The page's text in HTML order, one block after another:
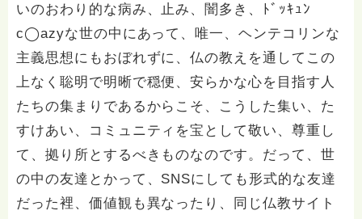
いのおわり的な病み、止み、闇多き、ﾄﾞｯｷｭﾝ
c◯azyな世の中にあって、唯一、ヘンテコリンな
主義思想にもおぼれずに、仏の教えを通してこの
上なく聡明で明晰で穏便、安らかな心を目指す人
たちの集まりであるからこそ、こうした集い、た
すけあい、コミュニティを宝として敬い、尊重し
て、拠り所とするべきものなのです。だって、世
の中の友達とかって、SNSにしても形式的な友達
だった裡、価値観も異なったり、同じ仏教サイト